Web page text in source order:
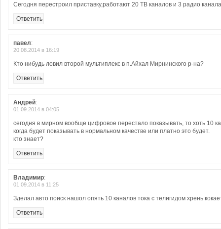
Сегодня перестроил приставку,работают 20 ТВ каналов и 3 радио
Ответить
павел:
20.08.2014 в 16:19
Кто нибудь ловил второй мультиплекс в п.Айхал Мирнинского р-на?
Ответить
Андрей:
01.09.2014 в 04:05
сегодня в мирном вообще цифровое перестало показывать, то хоть 10
когда будет показывать в нормальном качестве или платно это будет.
кто знает?
Ответить
Владимир:
01.09.2014 в 11:25
Зделал авто поиск нашол опять 10 каналов тока с телигидом хрень
Ответить